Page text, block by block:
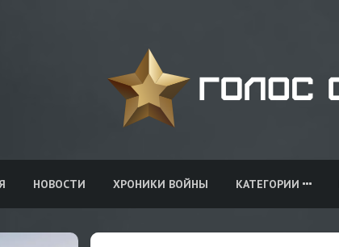
НОВОСТИ ХРОНИКИ ВОЙНЫ КАТЕГОРИИ